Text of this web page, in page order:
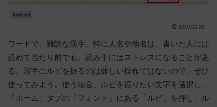
Android
2019.02.26
ワードで、難読な漢字、特に人名や地名は、書いた人には
読めて当たり前でも、読み手にはストレスになることがあ
る。漢字にルビを振るのは難しい操作ではないので、ぜひ
使ってみよう。使う場合、ルビを振りたい文字を選択し、
「ホーム」タブの「フォント」にある「ルビ」を押し、ル